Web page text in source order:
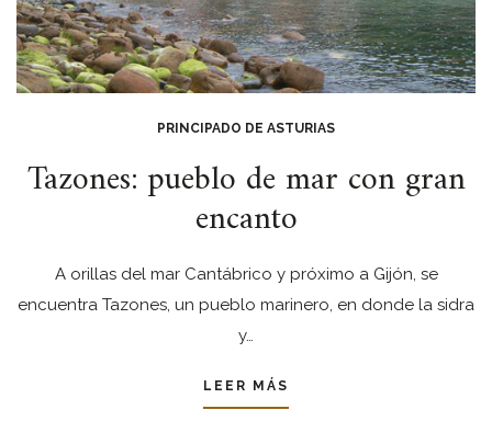
PRINCIPADO DE ASTURIAS
Tazones: pueblo de mar con gran
encanto
A orillas del mar Cantábrico y próximo a Gijón, se
encuentra Tazones, un pueblo marinero, en donde la sidra
y…
LEER MÁS